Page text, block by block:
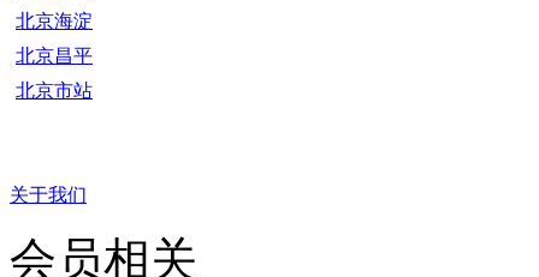
北京海淀
北京昌平
北京市站
关于我们
会员相关